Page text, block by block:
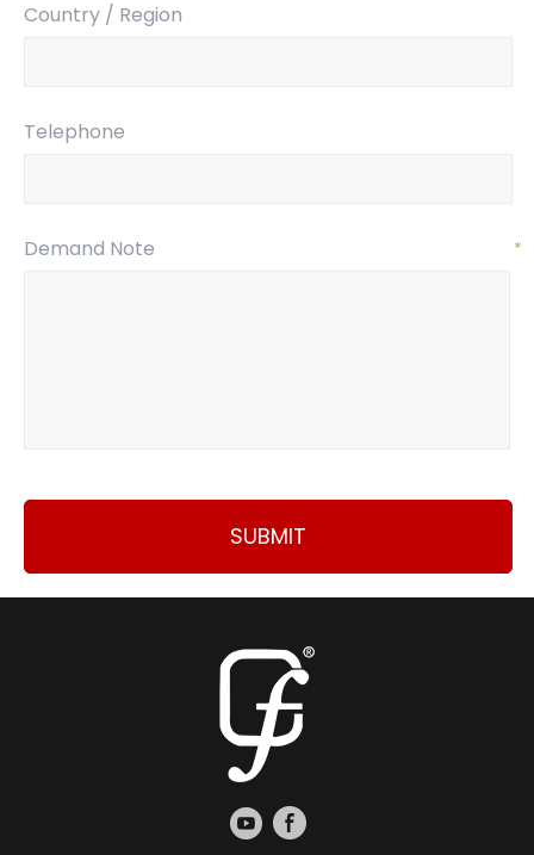
Country / Region
Telephone
Demand Note *
SUBMIT